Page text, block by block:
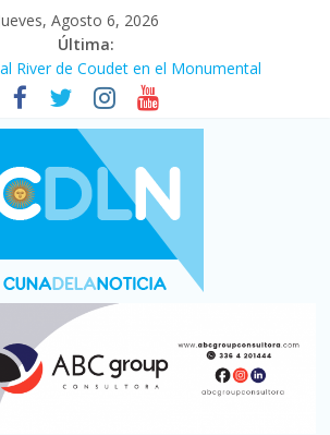
Agosto 6, 2026
Última:
River de Coudet en el Monumental
su nivel más alto en dos décadas y ya
en Santa Fe
cerraron 41.000 kioscos: el sector
en 2001
con más movimiento y consumo
de personas viajaron por el país, un 5,9%
de autos usados en julio: bajó un 12,6%